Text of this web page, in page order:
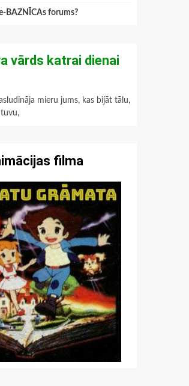
BAZNĪCAs forums?
vārds katrai dienai
mieru jums, kas bijāt tālu,
filma